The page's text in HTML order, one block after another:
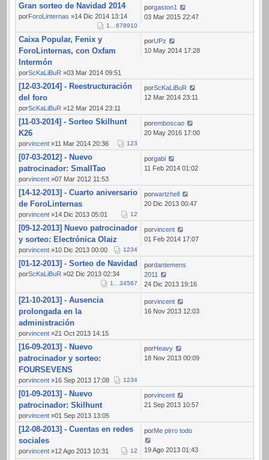
Gran sorteo de Navidad 2014
porForoLinternas »14 Dic 2014 13:14
1 678910
porgaston1
03 Mar 2015 22:47
Caixa Popular, Fenix y
ForoLinternas, con Oxfam
Intermón
porScKaLiBuR »03 Mar 2014 09:51
porUPz
10 May 2014 17:28
[12-03-2014] - Reestructuración
del foro
porScKaLiBuR »12 Mar 2014 23:11
porScKaLiBuR
12 Mar 2014 23:11
[11-03-2014] - Sorteo Skilhunt
K26
porvincent »11 Mar 2014 20:36 123
poremboscao
20 May 2016 17:00
[07-03-2012] - Nuevo
patrocinador: SmallTao
porvincent »07 Mar 2012 11:53
porgabi
11 Feb 2014 01:02
[14-12-2013] - Cuarto aniversario
de ForoLinternas
porvincent »14 Dic 2013 05:01 12
porwartzhell
20 Dic 2013 00:47
[09-12-2013] Nuevo patrocinador
y sorteo: Electrónica Olaiz
porvincent »10 Dic 2013 00:00 1234
porvincent
01 Feb 2014 17:07
[01-12-2013] - Sorteo de Navidad
porScKaLiBuR »02 Dic 2013 02:34
1 34567
pordantemens
2011
24 Dic 2013 19:16
[21-10-2013] - Ausencia
prolongada en la
administración
porvincent »21 Oct 2013 14:15
porvincent
16 Nov 2013 12:03
[16-09-2013] - Nuevo
patrocinador y sorteo:
FOURSEVENS
porvincent »16 Sep 2013 17:08 1234
porHeavy
18 Nov 2013 00:09
[01-09-2013] - Nuevo
patrocinador: Skilhunt
porvincent »01 Sep 2013 13:05
porvincent
21 Sep 2013 10:57
[12-08-2013] - Cuentas en redes
sociales
porvincent »12 Ago 2013 10:31 12
porMe pirro todo
19 Ago 2013 01:43